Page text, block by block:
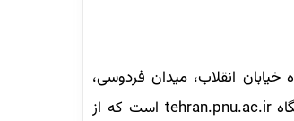
انقلاب، میدان فردوسی،
خیابان شهید سپهبد قرنی، خیابان شهید فلاح‌پور، پلاک 27 است. وب‌سایت اختصاصی این دانشگاه tehran.pnu.ac.ir است که از